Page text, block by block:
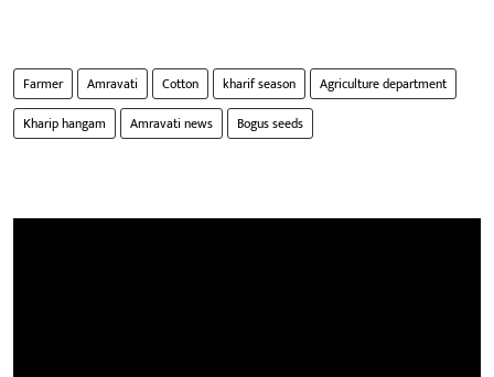
Farmer Amravati Cotton kharif season
Agriculture department
Kharip hangam
Amravati news Bogus seeds